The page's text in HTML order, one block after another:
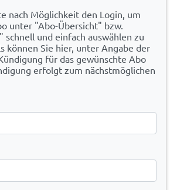
nach Möglichkeit den Login, um
unter "Abo-Übersicht" bzw.
schnell und einfach auswählen zu
können Sie hier, unter Angabe der
für das gewünschte Abo
erfolgt zum nächstmöglichen